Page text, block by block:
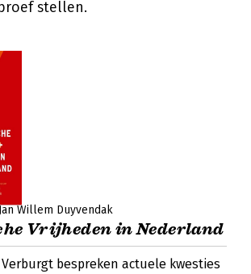
stellen.
Willem Duyvendak
Vrijheden in Nederland
bespreken actuele kwesties